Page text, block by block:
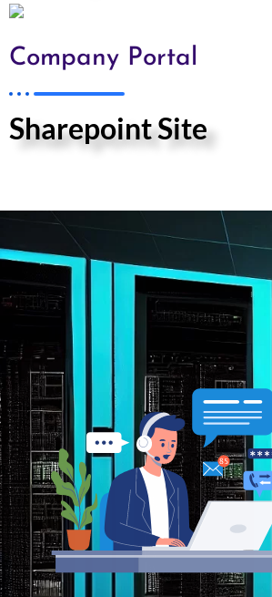
Company Portal
Sharepoint Site